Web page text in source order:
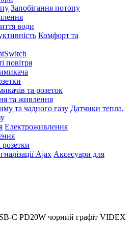
Запобігання потопу
води
Комфорт та
повітря
та розеток
та живлення
Датчики тепла,
Електроживлення
розетки
Аксесуари для
C PD20W чорний графіт VIDEX